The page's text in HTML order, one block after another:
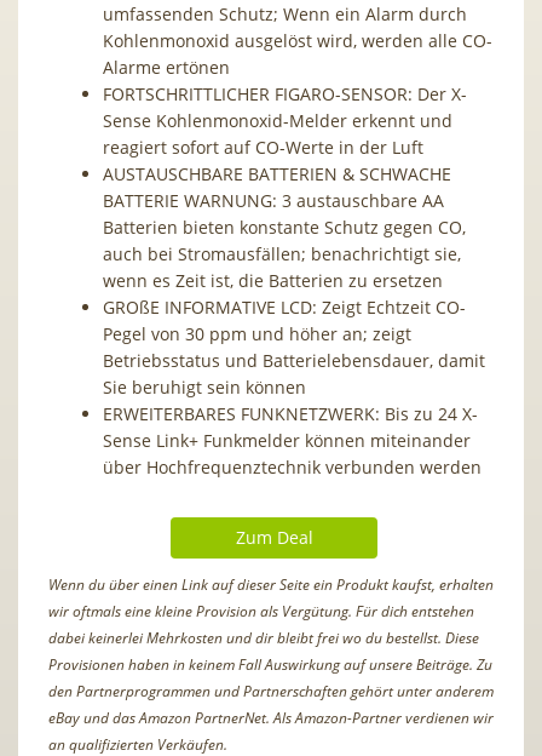
umfassenden Schutz; Wenn ein Alarm durch
Kohlenmonoxid ausgelöst wird, werden alle CO-
Alarme ertönen
FORTSCHRITTLICHER FIGARO-SENSOR: Der X-
Sense Kohlenmonoxid-Melder erkennt und
reagiert sofort auf CO-Werte in der Luft
AUSTAUSCHBARE BATTERIEN & SCHWACHE
BATTERIE WARNUNG: 3 austauschbare AA
Batterien bieten konstante Schutz gegen CO,
auch bei Stromausfällen; benachrichtigt sie,
wenn es Zeit ist, die Batterien zu ersetzen
GROßE INFORMATIVE LCD: Zeigt Echtzeit CO-
Pegel von 30 ppm und höher an; zeigt
Betriebsstatus und Batterielebensdauer, damit
Sie beruhigt sein können
ERWEITERBARES FUNKNETZWERK: Bis zu 24 X-
Sense Link+ Funkmelder können miteinander
über Hochfrequenztechnik verbunden werden
Zum Deal
Wenn du über einen Link auf dieser Seite ein Produkt kaufst, erhalten
wir oftmals eine kleine Provision als Vergütung. Für dich entstehen
dabei keinerlei Mehrkosten und dir bleibt frei wo du bestellst. Diese
Provisionen haben in keinem Fall Auswirkung auf unsere Beiträge. Zu
den Partnerprogrammen und Partnerschaften gehört unter anderem
eBay und das Amazon PartnerNet. Als Amazon-Partner verdienen wir
an qualifizierten Verkäufen.